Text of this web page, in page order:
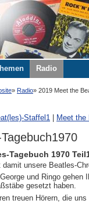
Radio
Radio 2019 Meet the
Staffel1 Meet the
Tagebuch 1970
damit unsere Beatles-
und Ringo gehen
gesetzt haben.
treuen Hörern, die